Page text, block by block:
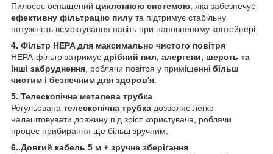
Пилосос оснащений циклонною системою , яка забезпечує
ефективну фільтрацію пилу та підтримує стабільну
потужність всмоктування навіть при наповненому контейнері.
4. Фільтр HEPA для максимально чистого повітря
HEPA-фільтр затримує дрібний пил, алергени, шерсть та
інші забруднення , роблячи повітря у приміщенні більш
чистим і безпечним для здоров'я
5. Телескопічна металева трубка
Регульована телескопічна трубка дозволяє легко
налаштовувати довжину під зріст користувача, роблячи
процес прибирання ще більш зручним.
6..Довгий кабель 5 м + зручне зберігання